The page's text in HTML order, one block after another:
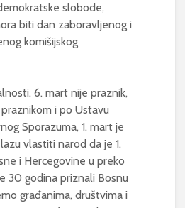
slobode,
biti dan zaboravljenog i
komišijskog
6. mart nije praznik,
i po Ustavu
Sporazuma, 1. mart je
vlastiti narod da je 1.
i Hercegovine u preko
30 godina priznali Bosnu
građanima, društvima i